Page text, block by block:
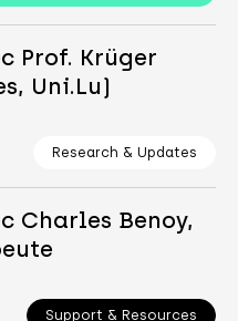
Prof. Krüger
Uni.Lu)
Research & Updates
Charles Benoy,
Support & Resources